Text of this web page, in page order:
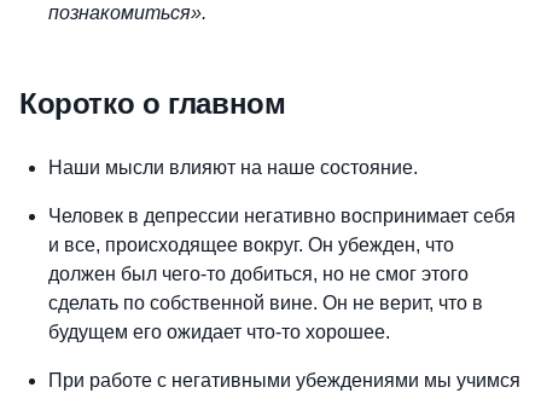
познакомиться».
Коротко о главном
Наши мысли влияют на наше состояние.
Человек в депрессии негативно воспринимает себя
и все, происходящее вокруг. Он убежден, что
должен был чего-то добиться, но не смог этого
сделать по собственной вине. Он не верит, что в
будущем его ожидает что-то хорошее.
При работе с негативными убеждениями мы учимся